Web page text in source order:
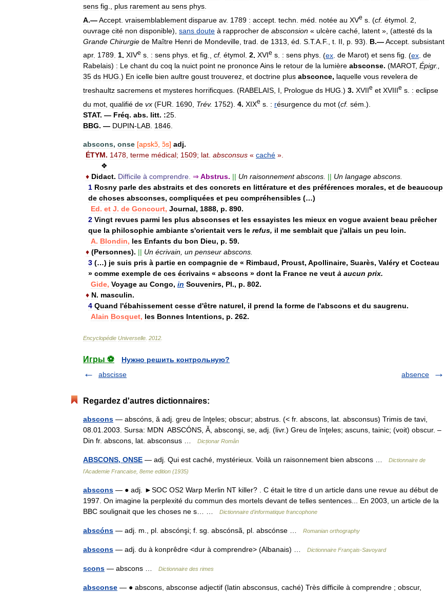
sens fig plus rarement au sens phys
A.—Accept vraisemblablement disparue av. 1789 : accept techn méd notée au XVe s . (cf. étymol 2
ouvrage cité non disponible), sans doute à rapprocher de absconsion « ulcère caché latent », (attesté ds la
Grande Chirurgie de Maître Henri de Mondeville trad de 1313 éd S T.A F., t II p 93). B.—Accept subsistant
apr. 1789 1. XIVe s : sens phys et fig cf. étymol 2. XVIe s : sens phys . (ex de Marot) et sens fig . (ex de
Rabelais) : Le chant du coq la nuict point ne prononceAins le retour de la lumière absconse. (MAROT, Épigr.,
35 ds HUG.) En icelle bien aultre goust trouverez, et doctrine plus absconce, laquelle vous revelera de
treshaultz sacremens et mysteres horrificques . (RABELAIS I Prologue ds HUG .) 3. XVIIe et XVIIIe s : eclipse
du mot qualifié de vx (FUR 1690 Trév. 1752). 4. XIXe s : résurgence du mot (cf. sém .).
STAT. — Fréq. abs. litt. :25
BBG. — DUPIN-LAB 1846
abscons, onse [apskɔ̃ ɔ̃s] adj.
ÉTYM. 1478 terme médical; 1509; lat absconsus « caché ».
❖
♦ Didact. Difficile à comprendre ⇒ Abstrus. || Un raisonnement abscons || Un langage abscons
1 Rosny parle des abstraits et des concrets en littérature et des préférences morales, et de beaucoup
de choses absconses, compliquées et peu compréhensibles (…)
Ed. et J. de Goncourt, Journal, 1888, p. 890.
2 Vingt revues parmi les plus absconses et les essayistes les mieux en vogue avaient beau prêcher
que la philosophie ambiante s'orientait vers le refus, il me semblait que j'allais un peu loin.
A. Blondin, les Enfants du bon Dieu, p. 59.
♦ (Personnes). || Un écrivain un penseur abscons
3 (…) je suis pris à partie en compagnie de « Rimbaud, Proust, Apollinaire, Suarès, Valéry et Cocteau
» comme exemple de ces écrivains « abscons » dont la France ne veut à aucun prix.
Gide, Voyage au Congo, in Souvenirs, Pl., p. 802.
♦ N. masculin.
4 Quand l'ébahissement cesse d'être naturel, il prend la forme de l'abscons et du saugrenu.
Alain Bosquet, les Bonnes Intentions, p. 262.
Encyclopédie Universelle 2012
Игры ⚽
Нужно решить контрольную?
abscisse
absence
Regardez d'autres dictionnaires:
abscons — abscóns, ă adj. greu de înţeles; obscur; abstrus. (< fr. abscons, lat. absconsus) Trimis de tavi,
08.01.2003. Sursa: MDN ABSCÓNS, Ă, absconşi, se, adj. (livr.) Greu de înţeles; ascuns, tainic; (voit) obscur. –
Din fr. abscons, lat. absconsus …
Dicționar Român
ABSCONS, ONSE — adj. Qui est caché, mystérieux. Voilà un raisonnement bien abscons …
Dictionnaire de
l'Academie Francaise, 8eme edition (1935)
abscons — ● adj. ►SOC OS2 Warp Merlin NT killer? . C était le titre d un article dans une revue au début de
1997. On imagine la perplexité du commun des mortels devant de telles sentences... En 2003, un article de la
BBC soulignait que les choses ne s… …
Dictionnaire d'informatique francophone
abscóns — adj. m., pl. abscónşi; f. sg. abscónsã, pl. abscónse … Romanian orthography
abscons — adj. du à konprêdre <dur à comprendre> (Albanais) … Dictionnaire Français-Savoyard
scons — abscons … Dictionnaire des rimes
absconse — ● abscons, absconse adjectif (latin absconsus, caché) Très difficile à comprendre ; obscur,